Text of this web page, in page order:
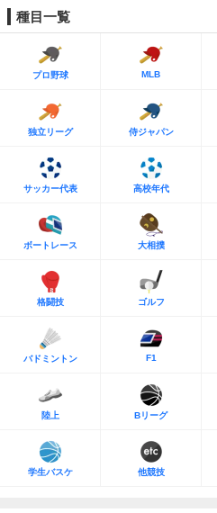
種目一覧
プロ野球 MLB
独立リーグ 侍ジャパン
サッカー代表 高校年代
ボートレース 大相撲
格闘技 ゴルフ
バドミントン F1
陸上 Bリーグ
学生バスケ 他競技